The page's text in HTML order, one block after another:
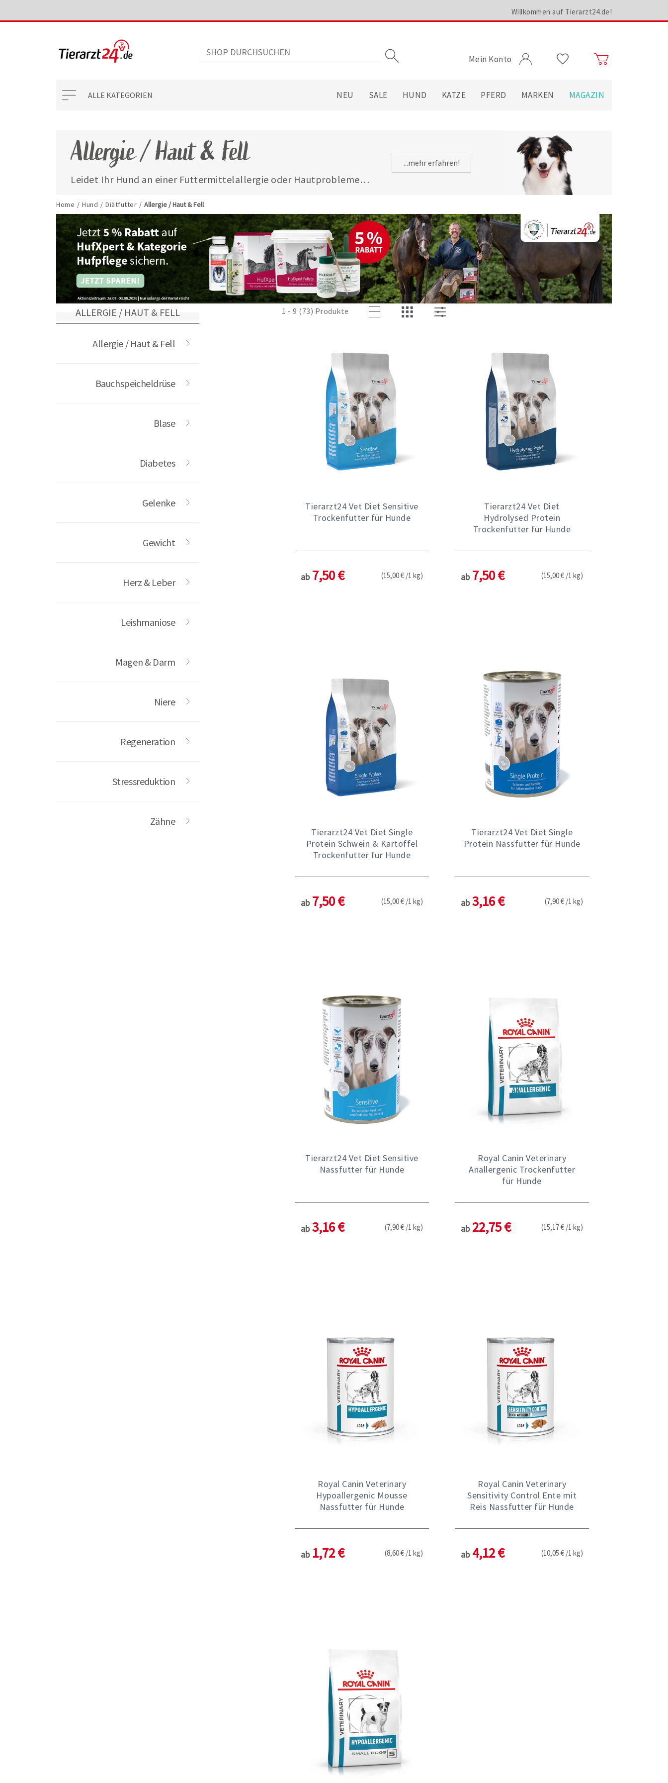
Willkommen auf Tierarzt24.de!
Mein Konto
ALLE KATEGORIEN NEU SALE HUND KATZE PFERD MARKEN MAGAZIN
Home / Hund / Diätfutter / Allergie / Haut & Fell
ALLERGIE / HAUT & FELL
Allergie / Haut & Fell
Bauchspeicheldrüse
Blase
Diabetes
Gelenke
Gewicht
Herz & Leber
Leishmaniose
Magen & Darm
Niere
Regeneration
Stressreduktion
Zähne
Allergie / Haut & Fell
Leidet Ihr Hund an einer Futtermittelallergie oder Hautproblemen?
der Überempfindlichkeit auf bestimmte Nahrungsmittel. Unser
hochwertiges hypoallergernes bzw. anallergenes sowie dermales
Futter setzt genau hier an und unterstützt Ihr Tier bei Allergien,
Haut- und Fellproblemen.
...mehr erfahren!
1 - 9 (73) Produkte
Tierarzt24 Vet Diet Sensitive
Trockenfutter für Hunde
ab 7,50 € (15,00 € /1 kg)
Tierarzt24 Vet Diet
Hydrolysed Protein
Trockenfutter für Hunde
ab 7,50 € (15,00 € /1 kg)
Tierarzt24 Vet Diet Single
Protein Schwein & Kartoffel
Trockenfutter für Hunde
ab 7,50 € (15,00 € /1 kg)
Tierarzt24 Vet Diet Single
Protein Nassfutter für Hunde
ab 3,16 € (7,90 € /1 kg)
Tierarzt24 Vet Diet Sensitive
Nassfutter für Hunde
ab 3,16 € (7,90 € /1 kg)
Royal Canin Veterinary
Anallergenic Trockenfutter
für Hunde
ab 22,75 € (15,17 € /1 kg)
Royal Canin Veterinary
Hypoallergenic Mousse
Nassfutter für Hunde
ab 1,72 € (8,60 € /1 kg)
Royal Canin Veterinary
Sensitivity Control Ente mit
Reis Nassfutter für Hunde
ab 4,12 € (10,05 € /1 kg)